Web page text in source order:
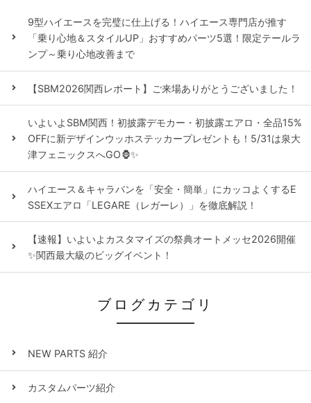
9型ハイエースを完璧に仕上げる！ハイエース専門店が推す
「乗り心地＆スタイルUP」おすすめパーツ5選！限定テールラ
ンプ～乗り心地改善まで
【SBM2026関西レポート】ご来場ありがとうございました！
いよいよSBM関西！初披露デモカー・初披露エアロ・全品15%
OFFに新デザインウッホステッカープレゼントも！5/31は泉大
津フェニックスへGO🦍✨
ハイエース＆キャラバンを「安全・簡単」にカッコよくするE
SSEXエアロ「LEGARE（レガーレ）」を徹底解説！
【速報】いよいよカスタマイズの祭典オートメッセ2026開催
✨関西最大級のビッグイベント！
ブログカテゴリ
NEW PARTS 紹介
カスタムパーツ紹介